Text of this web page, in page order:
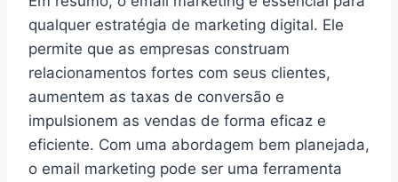
qualquer estratégia de marketing digital. Ele
permite que as empresas construam
relacionamentos fortes com seus clientes,
aumentem as taxas de conversão e
impulsionem as vendas de forma eficaz e
eficiente. Com uma abordagem bem planejada,
o email marketing pode ser uma ferramenta